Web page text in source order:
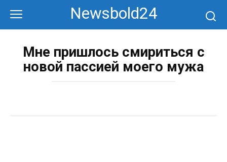
контенту
Newsbold24
Мне пришлось смириться с
новой пассией моего мужа